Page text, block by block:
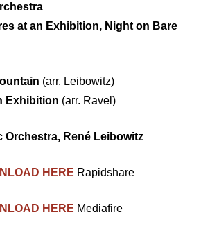
at an Exhibition, Night on Bare
(arr. Leibowitz)
Exhibition (arr. Ravel)
Orchestra, René Leibowitz
HERE Rapidshare
HERE Mediafire